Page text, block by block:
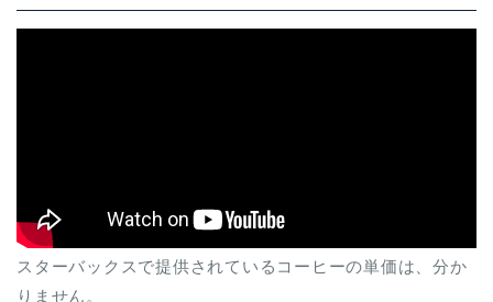
スターバックスで提供されているコーヒーの単価は、分か
りません。